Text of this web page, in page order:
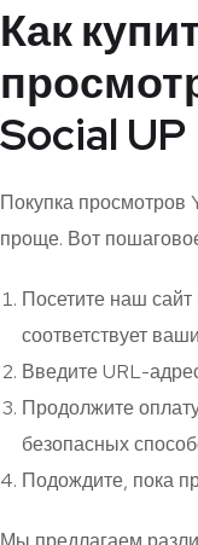
Как
Social UP
Покупка просмотров
проще. Вот
Посетите наш
соответствует
Введите URL-
Продолжите
безопасных
Подождите, пока